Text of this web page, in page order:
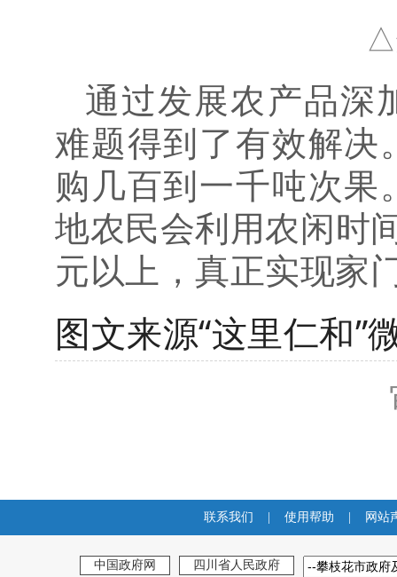
△
通过发展农产品深
难题得到了有效解
购几百到一千吨次
地农民会利用农闲时
元以上，真正实现家
图文来源“这里仁和”
联系我们 使用帮助 网站
中国政府网 四川省人民政府